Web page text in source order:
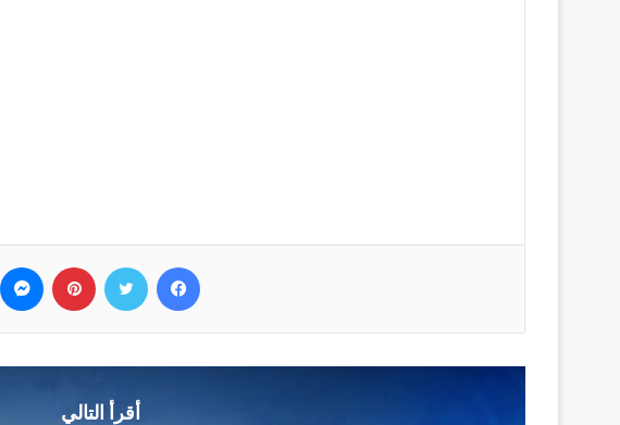
فيسبوك تويتر بينتيريست
أقرأ التالي